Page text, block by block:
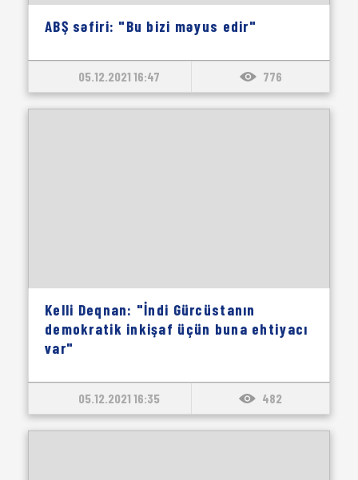
ABŞ səfiri: "Bu bizi məyus edir"
05.12.2021 16:47 776
Kelli Deqnan: "İndi Gürcüstanın
demokratik inkişaf üçün buna ehtiyacı
var"
05.12.2021 16:35 482